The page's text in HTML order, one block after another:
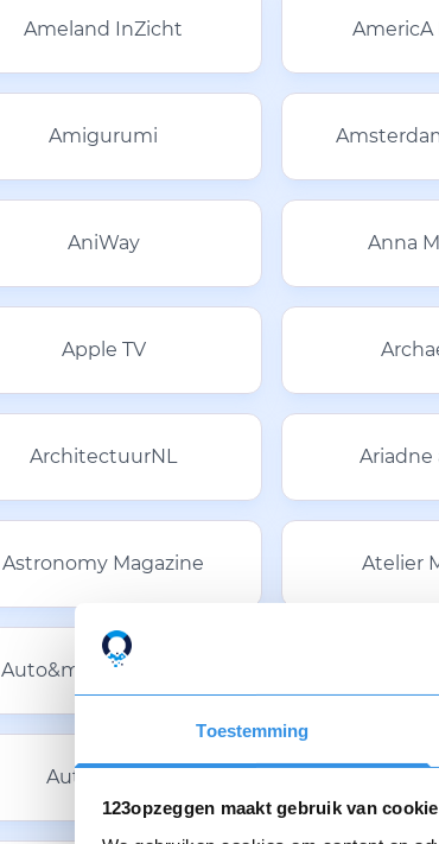
Toestemming
123opzeggen maakt gebruik van
Ameland InZicht AmericA
Amigurumi
AniWay Anna
Apple TV
ArchitectuurNL Ariadne
Astronomy Magazine Atelier
Auto&motortechniek
Automotive